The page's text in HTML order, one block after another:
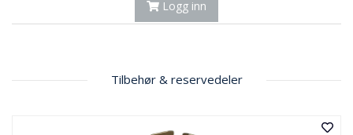
Logg inn
Tilbehør & reservedeler